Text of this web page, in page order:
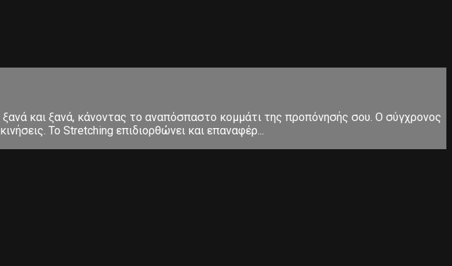
και ξανά, κάνοντας το αναπόσπαστο κομμάτι της προπόνησής σου. Ο σύγχρονος
Το Stretching επιδιορθώνει και επαναφέρ...